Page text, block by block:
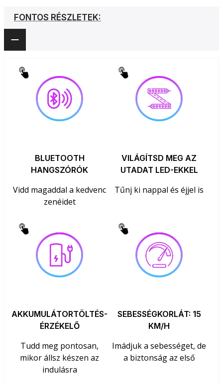
FONTOS RÉSZLETEK:
BLUETOOTH
HANGSZÓRÓK
Vidd magaddal a kedvenc
zenéidet
VILÁGÍTSD MEG AZ
UTADAT LED-EKKEL
Tűnj ki nappal és éjjel is
AKKUMULÁTORTÖLTÉS-
ÉRZÉKELŐ
Tudd meg pontosan,
mikor állsz készen az
indulásra
SEBESSÉGKORLÁT: 15
KM/H
Imádjuk a sebességet, de
a biztonság az első